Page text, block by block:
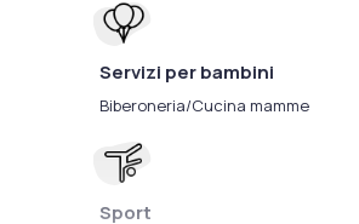
Servizi per bambini
Biberoneria/Cucina mamme
Sport